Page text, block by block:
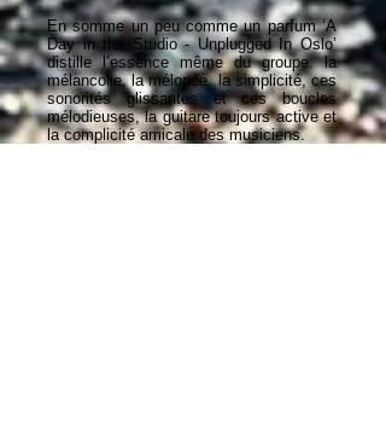
En somme un peu comme un parfum ‘A
Day in the Studio - Unplugged In Oslo’
distille l’essence même du groupe: la
mélancolie, la mélopée, la simplicité, ces
sonorités glissantes et ces boucles
mélodieuses, la guitare toujours active et
la complicité amicale des musiciens.